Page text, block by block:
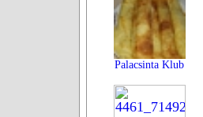
Palacsinta Klub